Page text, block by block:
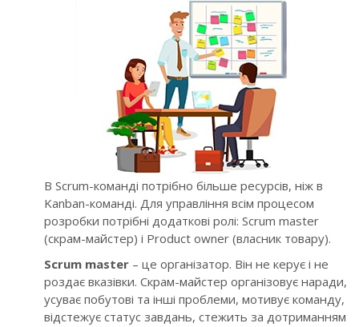
В Scrum-команді потрібно більше ресурсів, ніж в
Kanban-команді. Для управління всім процесом
розробки потрібні додаткові ролі: Scrum master
(скрам-майстер) і Product owner (власник товару).
Scrum master – це організатор. Він не керує і не
роздає вказівки. Скрам-майстер організовує наради,
усуває побутові та інші проблеми, мотивує команду,
відстежує статус завдань, стежить за дотриманням